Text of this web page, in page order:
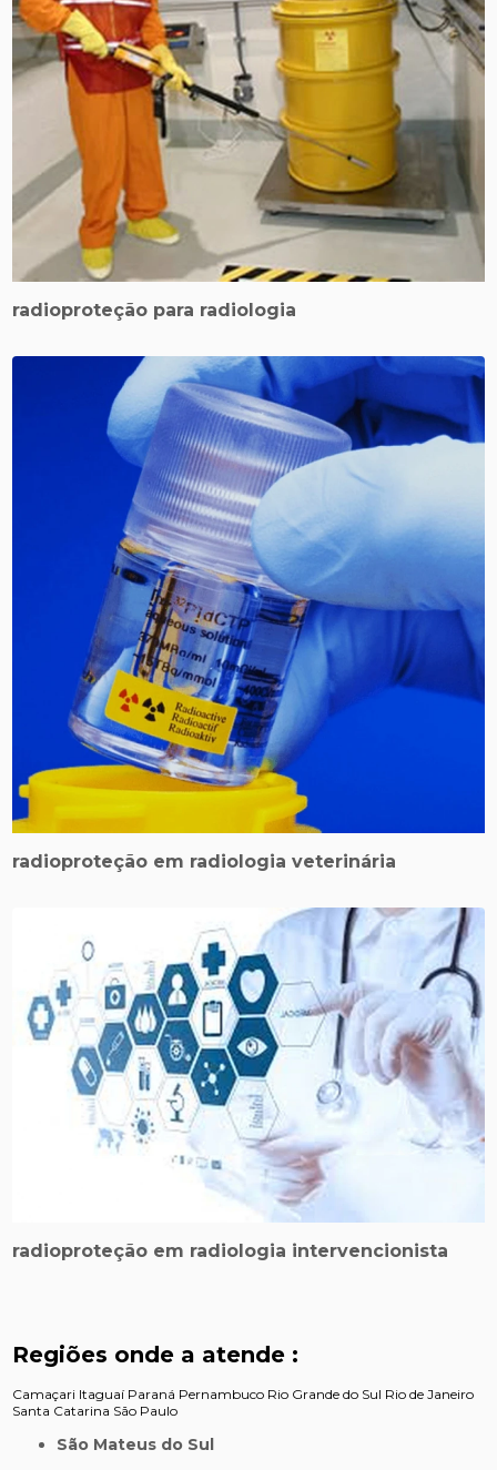
radioproteção para radiologia
radioproteção em radiologia veterinária
radioproteção em radiologia intervencionista
Regiões onde a atende :
Camaçari Itaguaí Paraná Pernambuco Rio Grande do Sul Rio de Janeiro
Santa Catarina São Paulo
São Mateus do Sul